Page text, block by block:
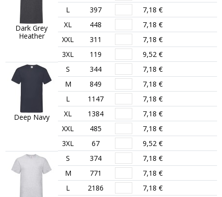
Dark Grey
Heather
L
397
7,18 €
XL
448
7,18 €
XXL
311
7,18 €
3XL
119 9,52 €
Deep Navy
S 344
7,18 €
M
849
7,18 €
L
1147
7,18 €
XL
1384
7,18 €
XXL
485
7,18 €
3XL
67 9,52 €
S 374
7,18 €
M
771
7,18 €
L
2186
7,18 €